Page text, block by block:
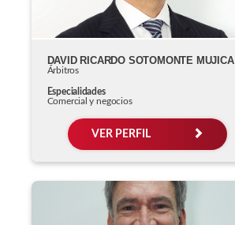
DAVID RICARDO SOTOMONTE MUJICA
Árbitros
Especialidades
Comercial y negocios
VER PERFIL